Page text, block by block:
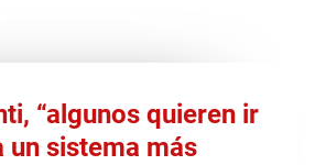
“algunos quieren ir
un sistema más